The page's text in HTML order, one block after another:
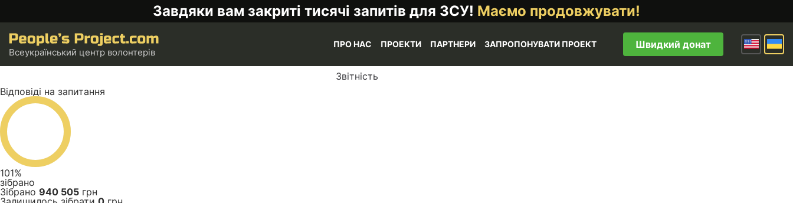
Завдяки вам закриті тисячі запитів для ЗСУ! Маємо продовжувати!
Всеукраїнський центр волонтерів
ПРО НАС ПРОЕКТИ ПАРТНЕРИ ЗАПРОПОНУВАТИ ПРОЕКТ Швидкий донат
Звітність
Відповіді на запитання
101%
зібрано
Зібрано 940 505 грн